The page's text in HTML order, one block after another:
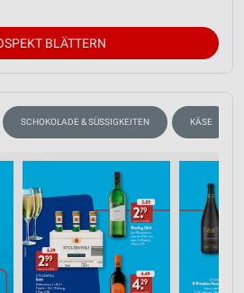
BLÄTTERN
SCHOKOLADE & SÜSSIGKEITEN KÄSE